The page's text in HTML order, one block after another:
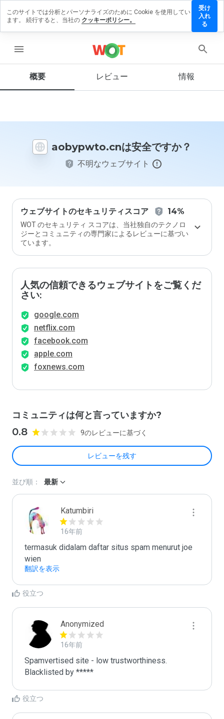
menu
概要 レビュー 情報
aobypwto.cnは安全ですか？
不明なウェブサイト
ウェブサイトのセキュリティスコア 14%
WOT のセキュリティ スコアは、当社独自のテクノロ
ジーとコミュニティの専門家によるレビューに基づい
ています。
人気の信頼できるウェブサイトをご覧くだ
さい:
google.com
netflix.com
facebook.com
apple.com
foxnews.com
コミュニティは何と言っていますか?
0.8 9のレビューに基づく
レビューを残す
ビュー
す
この
イト
価し
ます
か？
並び順： 最新
Katumbiri
16年前
termasuk didalam daftar situs spam menurut joe
wien
翻訳を表示
役立つ
Anonymized
16年前
Spamvertised site - low trustworthiness.
Blacklisted by *****
役立つ
このサイトでは分析とパーソナライズのために Cookie を使用してい
ます。 続行すると、当社の クッキーポリシー。
受け
入れ
る